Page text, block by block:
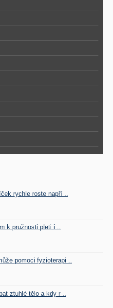
rychle roste napří ..
k pružnosti pleti i ..
pomoci fyzioterapi ..
ztuhlé tělo a kdy r ..